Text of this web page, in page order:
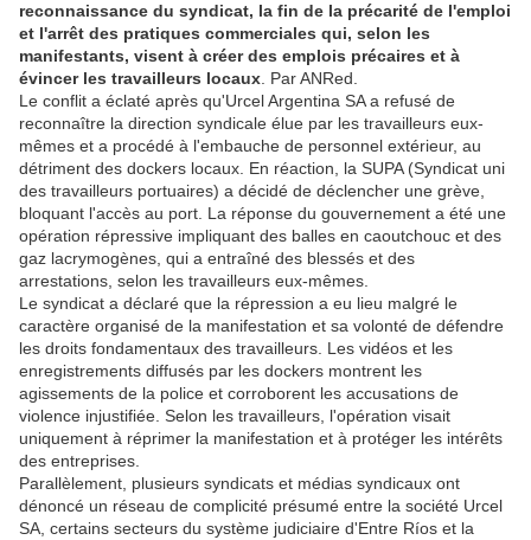
reconnaissance du syndicat, la fin de la précarité de l'emploi
et l'arrêt des pratiques commerciales qui, selon les
manifestants, visent à créer des emplois précaires et à
évincer les travailleurs locaux . Par ANRed.
Le conflit a éclaté après qu'Urcel Argentina SA a refusé de
reconnaître la direction syndicale élue par les travailleurs eux-
mêmes et a procédé à l'embauche de personnel extérieur, au
détriment des dockers locaux. En réaction, la SUPA (Syndicat uni
des travailleurs portuaires) a décidé de déclencher une grève,
bloquant l'accès au port. La réponse du gouvernement a été une
opération répressive impliquant des balles en caoutchouc et des
gaz lacrymogènes, qui a entraîné des blessés et des
arrestations, selon les travailleurs eux-mêmes.
Le syndicat a déclaré que la répression a eu lieu malgré le
caractère organisé de la manifestation et sa volonté de défendre
les droits fondamentaux des travailleurs. Les vidéos et les
enregistrements diffusés par les dockers montrent les
agissements de la police et corroborent les accusations de
violence injustifiée. Selon les travailleurs, l'opération visait
uniquement à réprimer la manifestation et à protéger les intérêts
des entreprises.
Parallèlement, plusieurs syndicats et médias syndicaux ont
dénoncé un réseau de complicité présumé entre la société Urcel
SA, certains secteurs du système judiciaire d'Entre Ríos et la